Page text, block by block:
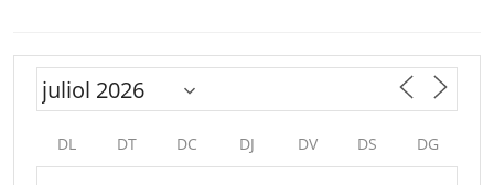
DL DT DC DJ DV DS DG